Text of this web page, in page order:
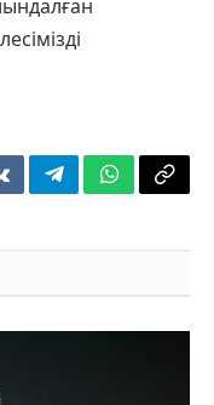
TelegramWhatsApp
Copy